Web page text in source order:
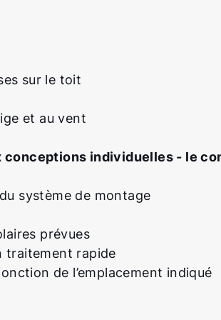
sur le toit
et au vent
conceptions individuelles - le
système de montage
prévues
traitement rapide
de l’emplacement indiqué